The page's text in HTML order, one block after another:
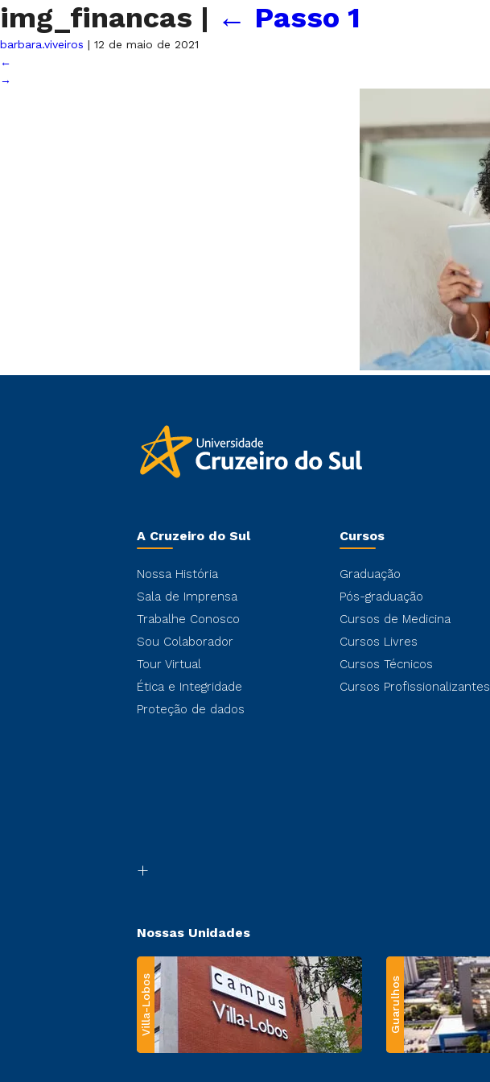
img_financas | ← Passo 1
barbara.viveiros | 12 de maio de 2021
←
→
A Cruzeiro do Sul
Nossa História
Sala de Imprensa
Trabalhe Conosco
Sou Colaborador
Tour Virtual
Ética e Integridade
Proteção de dados
Cursos
Graduação
Pós-graduação
Cursos de Medicina
Cursos Livres
Cursos Técnicos
Cursos Profissionalizantes
Nossas Unidades
Villa-Lobos Guarulhos